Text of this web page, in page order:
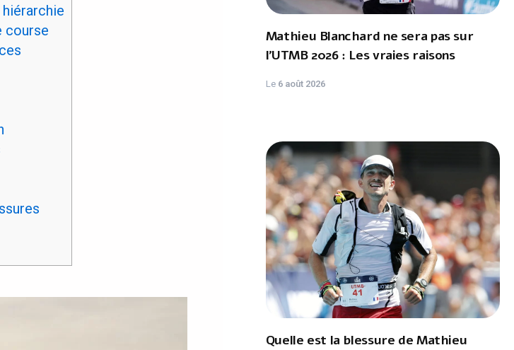
course
Mathieu Blanchard ne sera pas sur
l'UTMB 2026 : Les vraies raisons
Le 6 août 2026
Quelle est la blessure de Mathieu